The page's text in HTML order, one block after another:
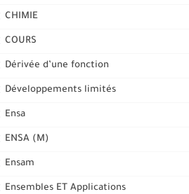
CHIMIE
COURS
Dérivée d’une fonction
Développements limités
Ensa
ENSA (M)
Ensam
Ensembles ET Applications